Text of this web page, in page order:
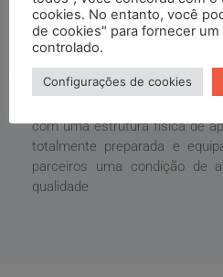
Nossa Estrutura
com uma estrutura física de
totalmente preparada e
parceiros uma condição de
qualidade
cookies. No entanto, você
de cookies" para fornecer
controlado.
Configurações de cookies